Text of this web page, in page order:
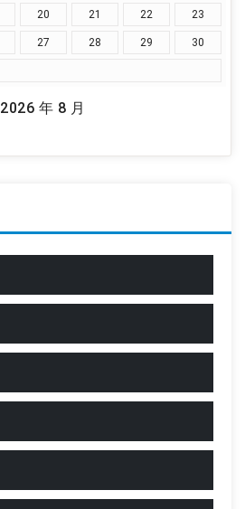
2026 年 8 月
20 21 22 23
27 28 29 30